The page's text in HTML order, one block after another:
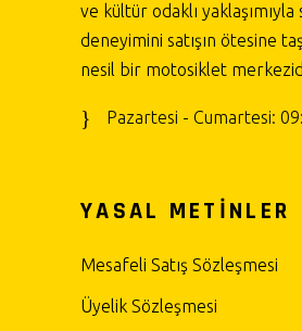
ve kültür odaklı
deneyimini satışın ötesine
nesil bir motosiklet
Pazartesi - Cumartesi:
YASAL METİNLER
Mesafeli Satış Sözleşmesi
Üyelik Sözleşmesi